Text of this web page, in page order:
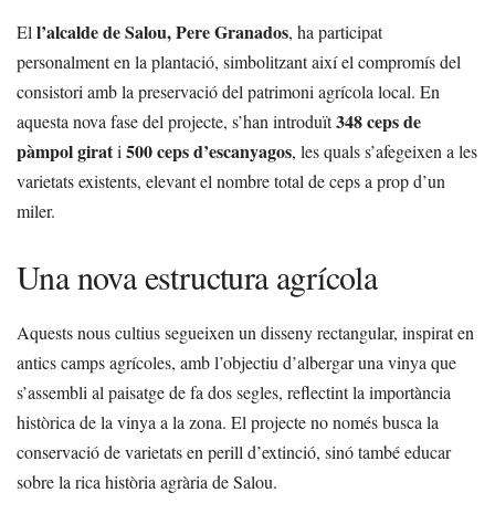
Ell’alcalde de Salou, Pere Granados, ha participat
personalment en la plantació, simbolitzant així el compromís del
consistori amb la preservació del patrimoni agrícola local. En
aquesta nova fase del projecte, s’han introduït348 ceps de
pàmpol girati500 ceps d’escanyagos, les quals s’afegeixen a les
varietats existents, elevant el nombre total de ceps a prop d’un
miler.
Una nova estructura agrícola
Aquests nous cultius segueixen un disseny rectangular, inspirat en
antics camps agrícoles, amb l’objectiu d’albergar una vinya que
s’assembli al paisatge de fa dos segles, reflectint la importància
històrica de la vinya a la zona. El projecte no només busca la
conservació de varietats en perill d’extinció, sinó també educar
sobre la rica història agrària de Salou.